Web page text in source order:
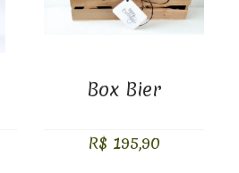
Box Bier
R$ 195,90